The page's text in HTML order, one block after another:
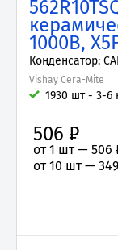
1000В,
Конденсатор:
Vishay Cera-Mite
1930 шт - 3-6
506 ₽
от 1 шт — 506
от 10 шт —